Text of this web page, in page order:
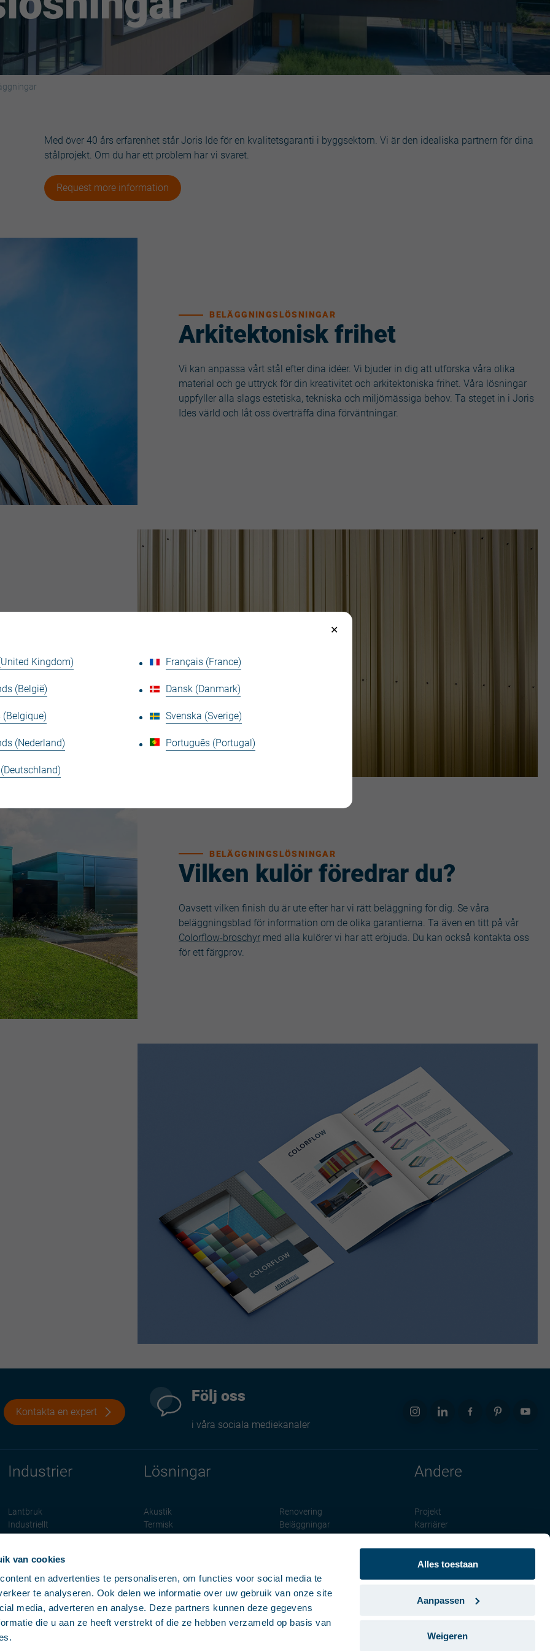
van cookies
en advertenties te personaliseren, om functies voor social media te
te analyseren. Ook delen we informatie over uw gebruik van onze site
media, adverteren en analyse. Deze partners kunnen deze gegevens
die u aan ze heeft verstrekt of die ze hebben verzameld op basis van
Alles toestaan
Aanpassen
Weigeren
Kingdom)
(België)
(Belgique)
(Nederland)
Français (France)
Dansk (Danmark)
Svenska (Sverige)
Português (Portugal)
Med över 40 års erfarenhet står Joris Ide för en kvalitetsgaranti i byggsektorn. Vi är den idealiska partnern för dina
stålprojekt. Om du har ett problem har vi svaret.
Request more information
Arkitektonisk frihet
BELÄGGNINGSLÖSNINGAR
Vi kan anpassa vårt stål efter dina idéer. Vi bjuder in dig att utforska våra olika
material och ge uttryck för din kreativitet och arkitektoniska frihet. Våra lösningar
uppfyller alla slags estetiska, tekniska och miljömässiga behov. Ta steget in i Joris
Ides värld och låt oss överträffa dina förväntningar.
stålet idag en
och tjänstesektorn.
förbättra de
Vilken kulör föredrar du?
BELÄGGNINGSLÖSNINGAR
Oavsett vilken finish du är ute efter har vi rätt beläggning för dig. Se våra
beläggningsblad för information om de olika garantierna. Ta även en titt på vår
Colorflow-broschyr med alla kulörer vi har att erbjuda. Du kan också kontakta oss
för ett färgprov.
Kontakta en expert
Följ oss
i våra sociala mediekanaler
Industrier
Lantbruk
Industriellt
Lösningar
Akustik
Termisk
Renovering
Beläggningar
Andere
Projekt
Karriärer
News
Cookie Declaration